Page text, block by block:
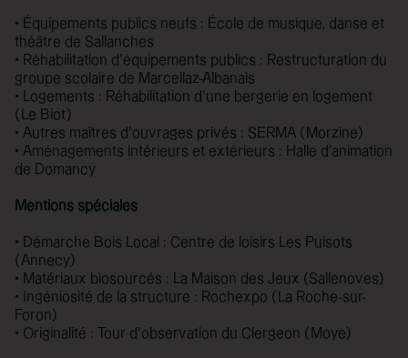
• Équipements publics neufs : École de musique, danse et
théâtre de Sallanches
• Réhabilitation d’équipements publics : Restructuration du
groupe scolaire de Marcellaz-Albanais
• Logements : Réhabilitation d’une bergerie en logement
(Le Biot)
• Autres maîtres d’ouvrages privés : SERMA (Morzine)
• Aménagements intérieurs et extérieurs : Halle d’animation
de Domancy
Mentions spéciales
• Démarche Bois Local : Centre de loisirs Les Puisots
(Annecy)
• Matériaux biosourcés : La Maison des Jeux (Sallenoves)
• Ingéniosité de la structure : Rochexpo (La Roche-sur-
Foron)
• Originalité : Tour d’observation du Clergeon (Moye)